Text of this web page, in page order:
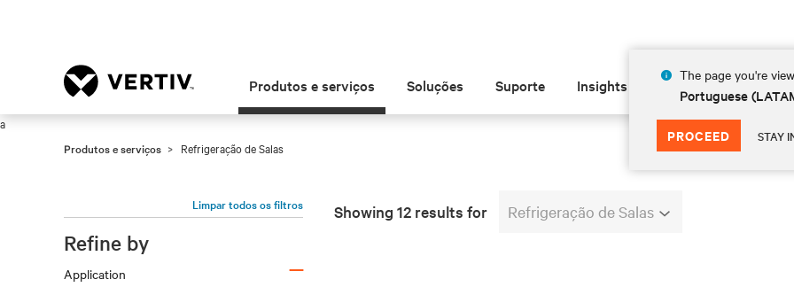
a
The page you're
Portuguese
PROCEED STAY
Produtos e serviços Soluções Suporte Insights Sobre
Produtos e serviços Refrigeração de Salas
Limpar todos os filtros
Refine by
Application –
Showing 12 results for Refrigeração de Salas